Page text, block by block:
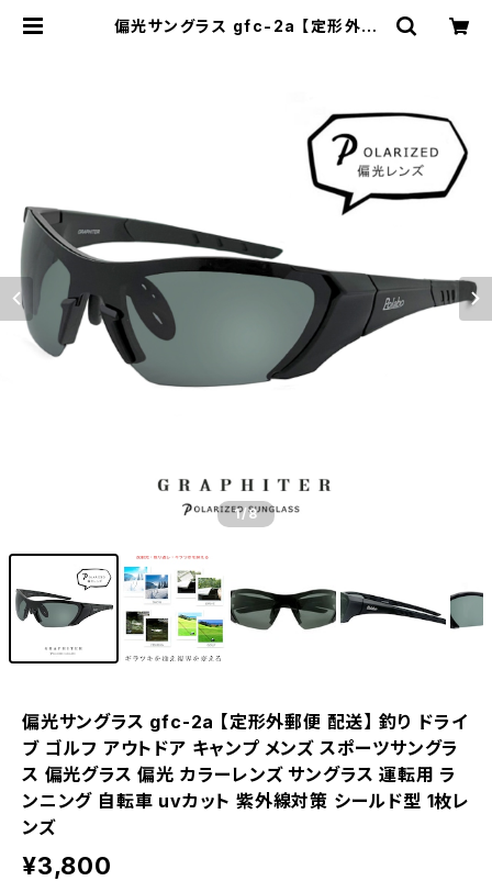
偏光サングラス gfc-2a 【定形外郵
vカット 紫外線対策 シールド型 1枚レ
ンズ | 【サングラスドッグ】メガネ・サ
ングラス・帽子 の 通販
1/8
偏光サングラス gfc-2a 【定形外郵便 配送】 釣り ドライ
ブ ゴルフ アウトドア キャンプ メンズ スポーツサングラ
ス 偏光グラス 偏光 カラーレンズ サングラス 運転用 ラ
ンニング 自転車 uvカット 紫外線対策 シールド型 1枚レ
ンズ
¥3,800